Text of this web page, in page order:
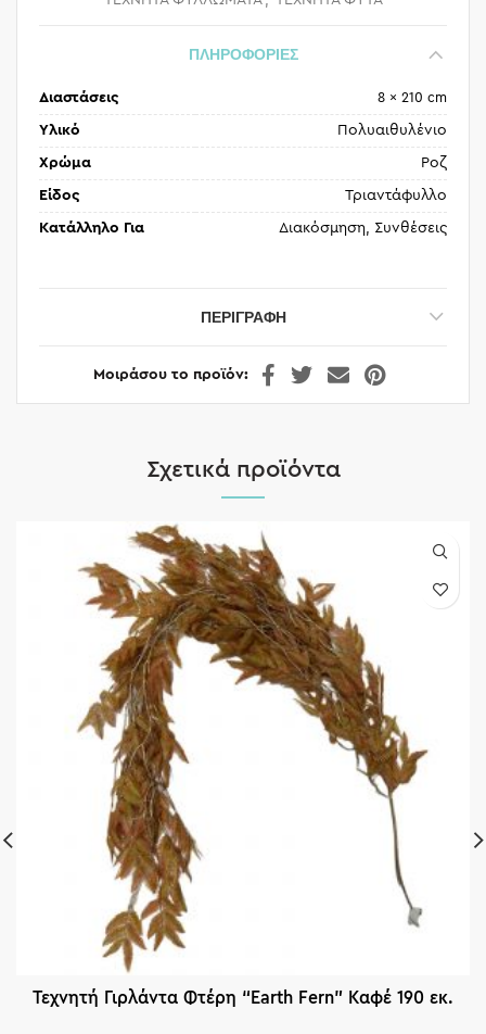
ΠΛΗΡΟΦΟΡΙΕΣ
Διαστάσεις 8 × 210 cm
Υλικό Πολυαιθυλένιο
Χρώμα Ροζ
Είδος Τριαντάφυλλο
Κατάλληλο Για Διακόσμηση, Συνθέσεις
ΠΕΡΙΓΡΑΦΉ
Μοιράσου το προϊόν
Σχετικά προϊόντα
Τεχνητή Γιρλάντα Φτέρη “Earth Fern” Καφέ 190 εκ.